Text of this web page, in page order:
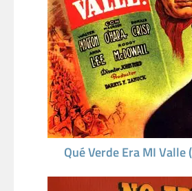
Qué Verde Era MI Valle